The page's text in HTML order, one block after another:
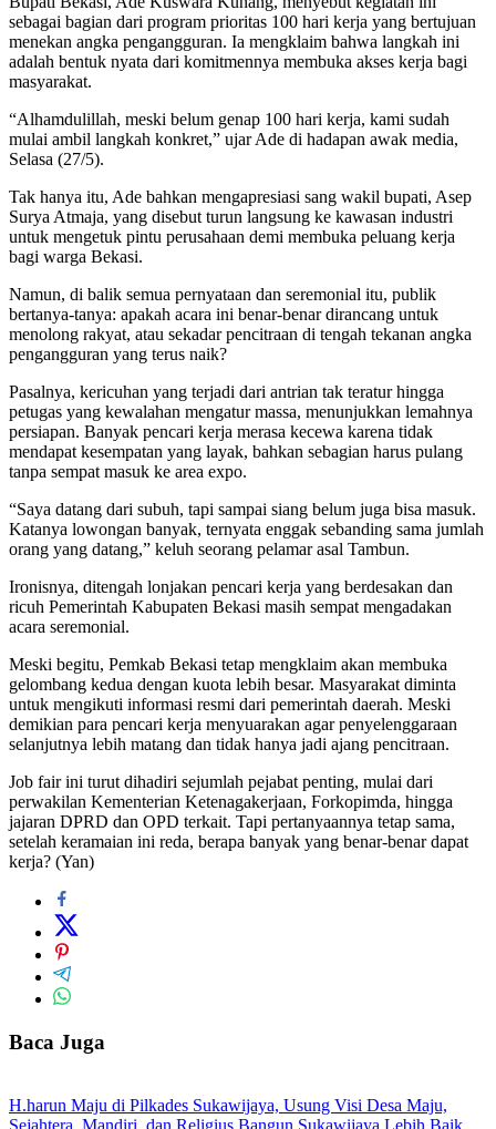
sebagai bagian dari program prioritas 100 hari kerja yang bertujuan
menekan angka pengangguran. Ia mengklaim bahwa langkah ini
adalah bentuk nyata dari komitmennya membuka akses kerja bagi
masyarakat.
“Alhamdulillah, meski belum genap 100 hari kerja, kami sudah
mulai ambil langkah konkret,” ujar Ade di hadapan awak media,
Selasa (27/5).
Tak hanya itu, Ade bahkan mengapresiasi sang wakil bupati, Asep
Surya Atmaja, yang disebut turun langsung ke kawasan industri
untuk mengetuk pintu perusahaan demi membuka peluang kerja
bagi warga Bekasi.
Namun, di balik semua pernyataan dan seremonial itu, publik
bertanya-tanya: apakah acara ini benar-benar dirancang untuk
menolong rakyat, atau sekadar pencitraan di tengah tekanan angka
pengangguran yang terus naik?
Pasalnya, kericuhan yang terjadi dari antrian tak teratur hingga
petugas yang kewalahan mengatur massa, menunjukkan lemahnya
persiapan. Banyak pencari kerja merasa kecewa karena tidak
mendapat kesempatan yang layak, bahkan sebagian harus pulang
tanpa sempat masuk ke area expo.
“Saya datang dari subuh, tapi sampai siang belum juga bisa masuk.
Katanya lowongan banyak, ternyata enggak sebanding sama jumlah
orang yang datang,” keluh seorang pelamar asal Tambun.
Ironisnya, ditengah lonjakan pencari kerja yang berdesakan dan
ricuh Pemerintah Kabupaten Bekasi masih sempat mengadakan
acara seremonial.
Meski begitu, Pemkab Bekasi tetap mengklaim akan membuka
gelombang kedua dengan kuota lebih besar. Masyarakat diminta
untuk mengikuti informasi resmi dari pemerintah daerah. Meski
demikian para pencari kerja menyuarakan agar penyelenggaraan
selanjutnya lebih matang dan tidak hanya jadi ajang pencitraan.
Job fair ini turut dihadiri sejumlah pejabat penting, mulai dari
perwakilan Kementerian Ketenagakerjaan, Forkopimda, hingga
jajaran DPRD dan OPD terkait. Tapi pertanyaannya tetap sama,
setelah keramaian ini reda, berapa banyak yang benar-benar dapat
kerja? (Yan)
Baca Juga
H.harun Maju di Pilkades Sukawijaya, Usung Visi Desa Maju,
Sejahtera, Mandiri, dan Religius Bangun Sukawijaya Lebih Baik